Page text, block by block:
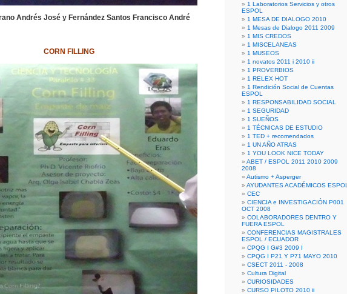
Andrés José y Fernández Santos Francisco André
CORN FILLING
1 Laboratorios Servicios y otros
ESPOL
1 MESA DE DIALOGO 2010
1 Mesas de Dialogo 2011 2009
1 MIS CREDOS
1 MISCELANEAS
1 MUSEOS
1 novatos 2011 i 2010 ii
1 PROVERBIOS
1 RELEX HOT
1 Rendición Social de Cuentas
ESPOL
1 RESPONSABILIDAD SOCIAL
1 SEGURIDAD
1 SUEÑOS
1 TÉCNICAS DE ESTUDIO
1 TED + recomendados
1 UN AÑO ATRAS
1 YOU LOOK NICE TODAY
ABET / ESPOL 2011 2010 2009
2008
Autismo + Asperger
AYUDANTES ACADÉMICOS ESPOL
CEC
CIENCIA e INVESTIGACIÓN P001
OCT 2008
COLABORADORES DENTRO Y
FUERA ESPOL
CONFERENCIAS MAGISTRALES
ESPOL / ECUADOR
CPQG I G#3 2009 I
CPQG I P21 Y P71 MAYO 2010
CSECT 2011 - 2008
Cultura Digital
CURIOSIDADES
CURSO PILOTO 2010 ii